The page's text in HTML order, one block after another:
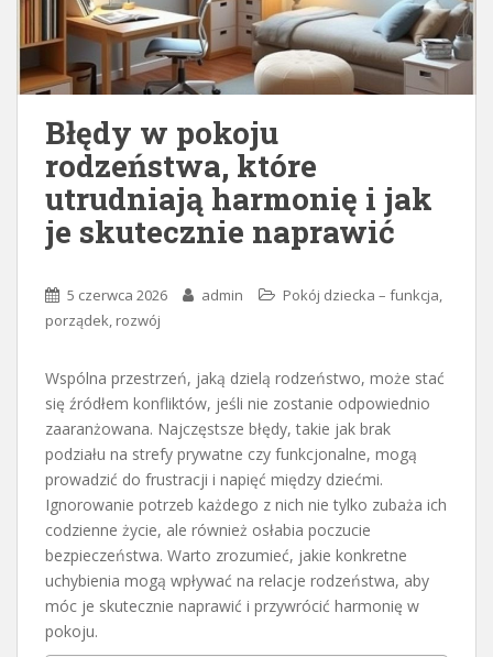
Błędy w pokoju
rodzeństwa, które
utrudniają harmonię i jak
je skutecznie naprawić
5 czerwca 2026 admin
Pokój dziecka – funkcja,
porządek, rozwój
Wspólna przestrzeń, jaką dzielą rodzeństwo, może stać
się źródłem konfliktów, jeśli nie zostanie odpowiednio
zaaranżowana. Najczęstsze błędy, takie jak brak
podziału na strefy prywatne czy funkcjonalne, mogą
prowadzić do frustracji i napięć między dziećmi.
Ignorowanie potrzeb każdego z nich nie tylko zubaża ich
codzienne życie, ale również osłabia poczucie
bezpieczeństwa. Warto zrozumieć, jakie konkretne
uchybienia mogą wpływać na relacje rodzeństwa, aby
móc je skutecznie naprawić i przywrócić harmonię w
pokoju.